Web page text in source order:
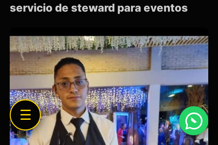
☰
servicio de steward para eventos